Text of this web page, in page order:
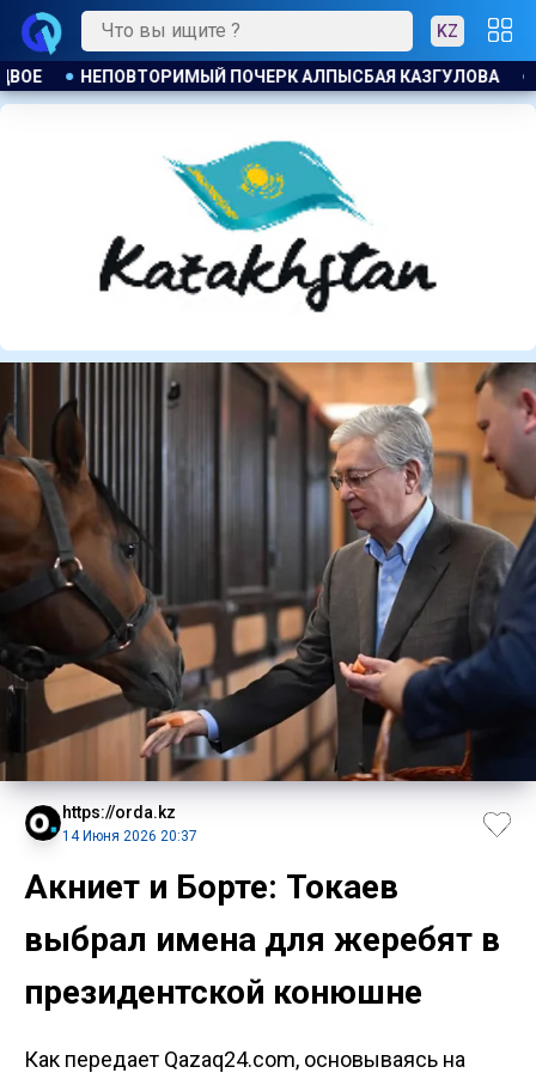
KZ
ПАРТИЯ ӘДІЛЕТ : ПРИНЦИП ЗАКОН И ПОРЯДОК
https://orda.kz
14 Июня 2026 20:37
Акниет и Борте: Токаев
выбрал имена для жеребят в
президентской конюшне
Как передает Qazaq24.com, основываясь на